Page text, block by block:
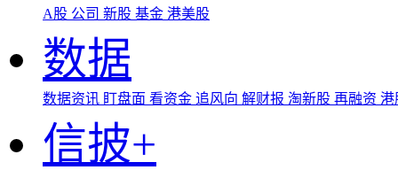
A股 公司 新股 基金 港美股
数据
数据资讯 盯盘面 看资金 追风向 解财报 淘新股 再融资
信披+